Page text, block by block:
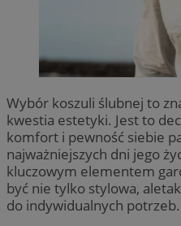
Wybór koszuli ślubnej to
kwestia estetyki. Jest to
komfort i pewność siebie
najważniejszych dni jego
kluczowym elementem
być nie tylko stylowa,
do indywidualnych potrzeb.